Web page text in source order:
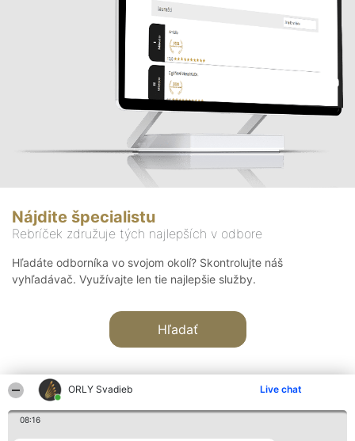
ORLY Svadieb Live chat
08:16
Nájdite špecialistu
Rebríček združuje tých najlepších v odbore
Hľadáte odborníka vo svojom okolí? Skontrolujte náš
vyhľadávač. Využívajte len tie najlepšie služby.
Hľadať